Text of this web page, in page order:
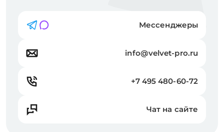
Мессенджеры
info@velvet-pro.ru
+7 495 480-60-72
Чат на сайте